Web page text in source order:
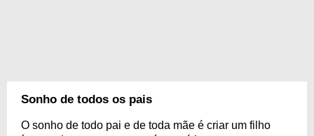
Sonho de todos os pais
O sonho de todo pai e de toda mãe é criar um filho